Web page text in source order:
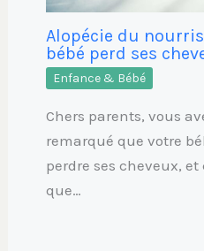
Alopécie du
bébé perd ses
Enfance & Bébé
Chers parents, vous
remarqué que votre
perdre ses cheveux,
que…